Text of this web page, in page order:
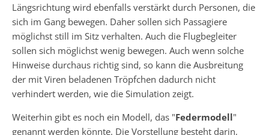
Längsrichtung wird ebenfalls verstärkt durch Personen, die
sich im Gang bewegen. Daher sollen sich Passagiere
möglichst still im Sitz verhalten. Auch die Flugbegleiter
sollen sich möglichst wenig bewegen. Auch wenn solche
Hinweise durchaus richtig sind, so kann die Ausbreitung
der mit Viren beladenen Tröpfchen dadurch nicht
verhindert werden, wie die Simulation zeigt.
Weiterhin gibt es noch ein Modell, das "Federmodell"
genannt werden könnte. Die Vorstellung besteht darin,